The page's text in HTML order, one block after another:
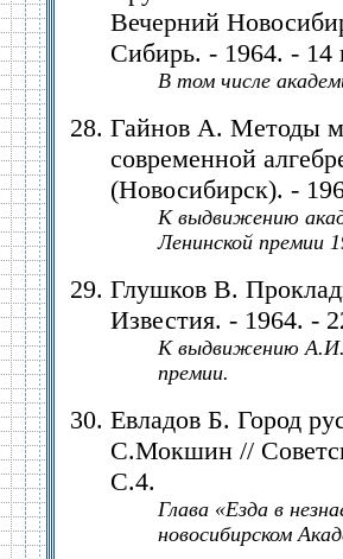
Вечерний
Сибирь. - 1964. - 14
В том числе
Гайнов А. Методы
современной
(Новосибирск). -
К выдвижению
Ленинской премии
Глушков В.
Известия. - 1964. -
К выдвижению А.И.
премии.
Евладов Б. Город
С.Мокшин //
С.4.
Глава «Езда в
новосибирском